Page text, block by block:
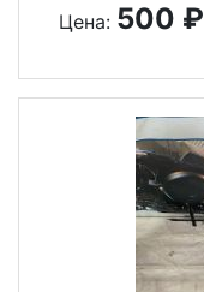
Цена: 500 ₽